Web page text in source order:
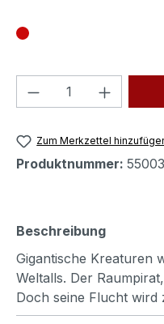
Produkt
Zum Merkzettel
Produktnummer: 55003
Beschreibung
Gigantische Kreaturen
Weltalls. Der
Doch seine Flucht wird